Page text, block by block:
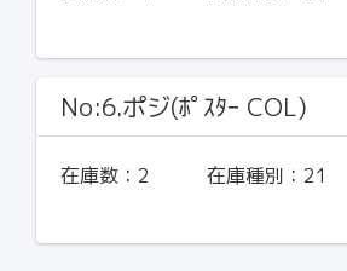
No:6.ポジ(ﾎﾟｽﾀｰ COL)
在庫数： 2 在庫種別： 21